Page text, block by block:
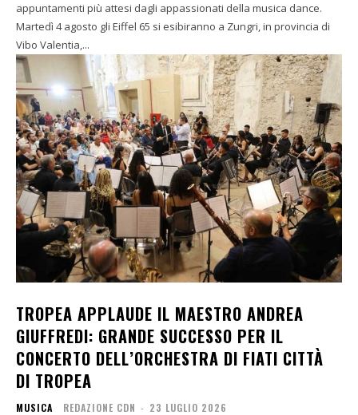
appuntamenti più attesi dagli appassionati della musica dance.
Martedì 4 agosto gli Eiffel 65 si esibiranno a Zungri, in provincia di
Vibo Valentia,...
TROPEA APPLAUDE IL MAESTRO ANDREA
GIUFFREDI: GRANDE SUCCESSO PER IL
CONCERTO DELL’ORCHESTRA DI FIATI CITTÀ
DI TROPEA
MUSICA REDAZIONE CDN - 23 LUGLIO 2026